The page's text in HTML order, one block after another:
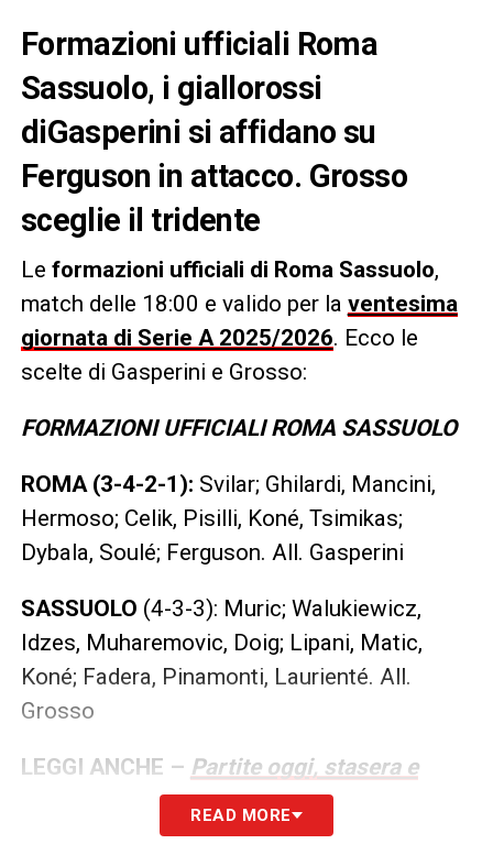
Formazioni ufficiali Roma
Sassuolo, i giallorossi
diGasperini si affidano su
Ferguson in attacco. Grosso
sceglie il tridente
Le formazioni ufficiali di Roma Sassuolo,
match delle 18:00 e valido per la ventesima
giornata di Serie A 2025/2026. Ecco le
scelte di Gasperini e Grosso:
FORMAZIONI UFFICIALI ROMA SASSUOLO
ROMA (3-4-2-1): Svilar; Ghilardi, Mancini,
Hermoso; Celik, Pisilli, Koné, Tsimikas;
Dybala, Soulé; Ferguson. All. Gasperini
SASSUOLO (4-3-3): Muric; Walukiewicz,
Idzes, Muharemovic, Doig; Lipani, Matic,
Koné; Fadera, Pinamonti, Laurienté. All.
Grosso
LEGGI ANCHE – Partite oggi, stasera e
domani: guida alla Diretta TV
READ MORE